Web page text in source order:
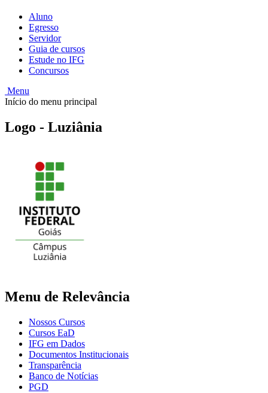
Aluno
Egresso
Servidor
Guia de cursos
Estude no IFG
Concursos
Menu
Início do menu principal
Logo - Luziânia
Menu de Relevância
Nossos Cursos
Cursos EaD
IFG em Dados
Documentos Institucionais
Transparência
Banco de Notícias
PGD